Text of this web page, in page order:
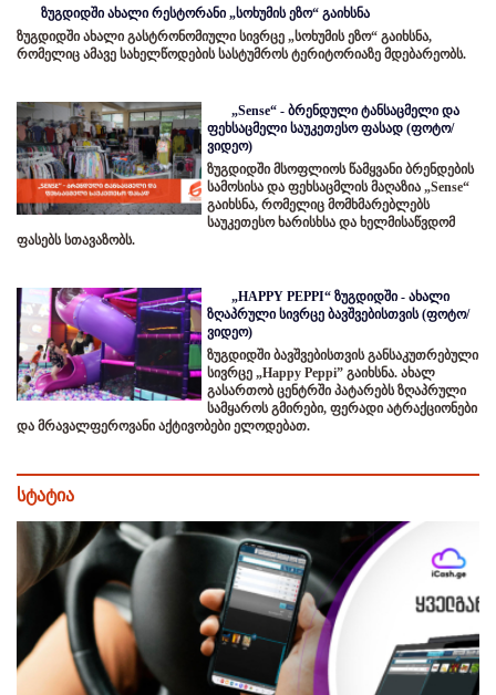
ზუგდიდში ახალი რესტორანი „სოხუმის ეზო“ გაიხსნა
ზუგდიდში ახალი გასტრონომიული სივრცე „სოხუმის ეზო“ გაიხსნა,
რომელიც ამავე სახელწოდების სასტუმროს ტერიტორიაზე მდებარეობს.
„Sense“ - ბრენდული ტანსაცმელი და
ფეხსაცმელი საუკეთესო ფასად (ფოტო/
ვიდეო)
ზუგდიდში მსოფლიოს წამყვანი ბრენდების
სამოსისა და ფეხსაცმლის მაღაზია „Sense“
გაიხსნა, რომელიც მომხმარებლებს
საუკეთესო ხარისხსა და ხელმისაწვდომ
ფასებს სთავაზობს.
„HAPPY PEPPI“ ზუგდიდში - ახალი
ზღაპრული სივრცე ბავშვებისთვის (ფოტო/
ვიდეო)
ზუგდიდში ბავშვებისთვის განსაკუთრებული
სივრცე „Happy Peppi” გაიხსნა. ახალ
გასართობ ცენტრში პატარებს ზღაპრული
სამყაროს გმირები, ფერადი ატრაქციონები
და მრავალფეროვანი აქტივობები ელოდებათ.
სტატია